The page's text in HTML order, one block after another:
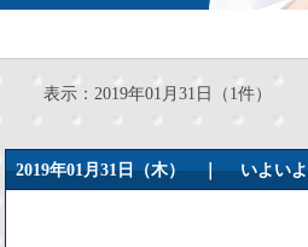
表示：2019年01月31日（1件）
2019年01月31日（木） ｜いよい